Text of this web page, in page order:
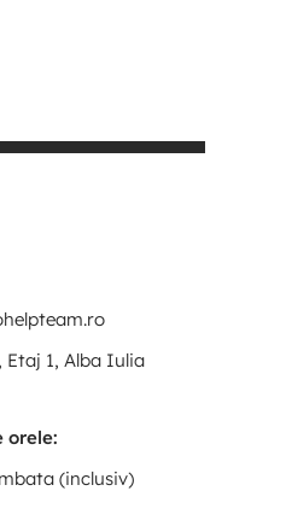
Etaj 1, Alba Iulia
orele:
(inclusiv)